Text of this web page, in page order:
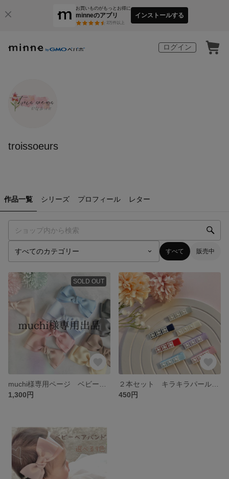
お買いものがもっとお得に
minneのアプリ
3万件以上
インストールする
ログイン
troissoeurs
作品一覧 シリーズ プロフィール レター
すべて 販売中
SOLD OUT
1,300円
450円